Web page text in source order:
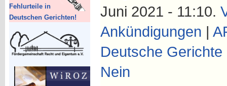
Fehlurteile in
Deutschen Gerichten!
Juni 2021 - 11:10.
Ankündigungen |
Deutsche Gerichte
Nein